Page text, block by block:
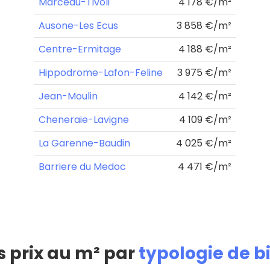
Ausone-Les Ecus
3 858 €/m²
Centre-Ermitage
4 188 €/m²
Hippodrome-Lafon-Feline
3 975 €/m²
Jean-Moulin
4 142 €/m²
Cheneraie-Lavigne
4 109 €/m²
La Garenne-Baudin
4 025 €/m²
Barriere du Medoc
4 471 €/m²
prix au m² partypologie de